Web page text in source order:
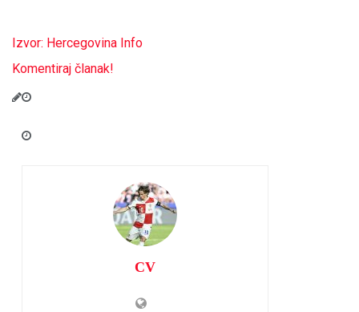
Izvor: Hercegovina Info
Komentiraj članak!
CV